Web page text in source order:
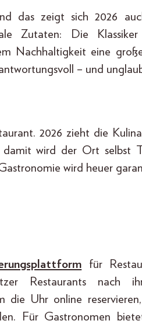
das zeigt sich 2026
Zutaten: Die
Nachhaltigkeit eine
– und
2026 zieht die
wird der Ort selbst
wird heuer
für
Restaurants nach
Uhr online
Für Gastronomen